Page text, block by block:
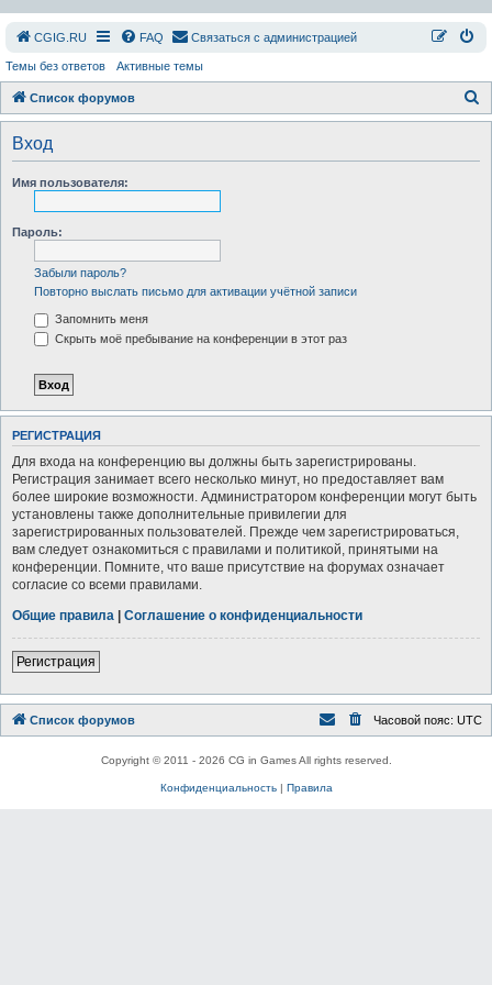
СGIG.RU FAQ Связаться с администрацией
Темы без ответов Активные темы
Список форумов
о
Вход
Имя пользователя:
Пароль:
Забыли пароль?
Повторно выслать письмо для активации учётной записи
Запомнить меня
Скрыть моё пребывание на конференции в этот раз
РЕГИСТРАЦИЯ
Для входа на конференцию вы должны быть зарегистрированы.
Регистрация занимает всего несколько минут, но предоставляет вам
более широкие возможности. Администратором конференции могут быть
установлены также дополнительные привилегии для
зарегистрированных пользователей. Прежде чем зарегистрироваться,
вам следует ознакомиться с правилами и политикой, принятыми на
конференции. Помните, что ваше присутствие на форумах означает
согласие со всеми правилами.
Общие правила | Соглашение о конфиденциальности
Регистрация
Список форумов Часовой пояс: UTC
Copyright © 2011 - 2026 CG in Games All rights reserved.
Конфиденциальность| Правила